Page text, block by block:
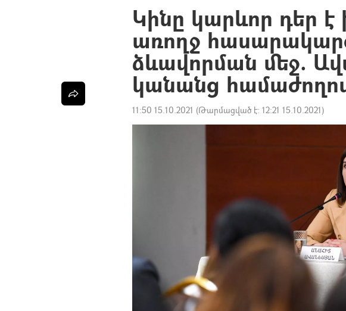
Կինը կարևոր դեր է
առողջ
ձևավորման մեջ.
կանանց
11:50 15.10.2021 (Թարմացված է: 12:21 15.10.2021)